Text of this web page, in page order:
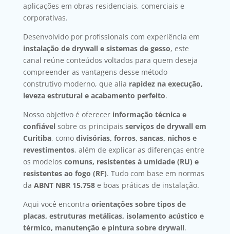
aplicações em obras residenciais, comerciais e
corporativas.
Desenvolvido por profissionais com experiência em
instalação de drywall e sistemas de gesso, este
canal reúne conteúdos voltados para quem deseja
compreender as vantagens desse método
construtivo moderno, que alia rapidez na execução,
leveza estrutural e acabamento perfeito.
Nosso objetivo é oferecer informação técnica e
confiávelsobre os principais serviços de drywall em
Curitiba, como divisórias, forros, sancas, nichos e
revestimentos, além de explicar as diferenças entre
os modelos comuns, resistentes à umidade (RU) e
resistentes ao fogo (RF). Tudo com base em normas
da ABNT NBR 15.758e boas práticas de instalação.
Aqui você encontra orientações sobre tipos de
placas, estruturas metálicas, isolamento acústico e
térmico, manutenção e pintura sobre drywall.